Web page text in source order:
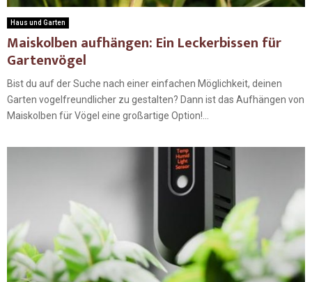
Haus und Garten
Maiskolben aufhängen: Ein Leckerbissen für
Gartenvögel
Bist du auf der Suche nach einer einfachen Möglichkeit, deinen
Garten vogelfreundlicher zu gestalten? Dann ist das Aufhängen von
Maiskolben für Vögel eine großartige Option!...